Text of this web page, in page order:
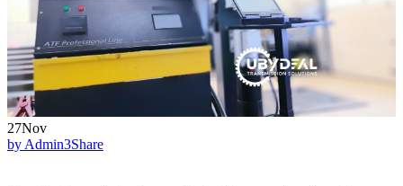
27Nov
by Admin3Share